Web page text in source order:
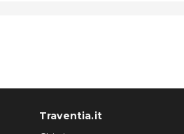
Traventia.it